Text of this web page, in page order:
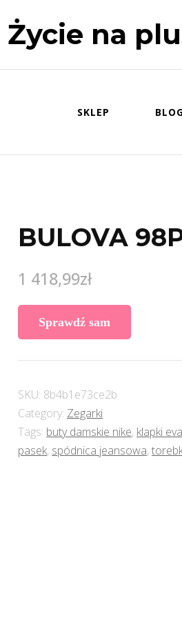
Życie na
SKLEP
BULOVA
1 418,99zł
Sprawdź sam
SKU: 8b4b1e73ce2b
Category: Zegarki
Tags: buty damskie nike, klapki
pasek, spódnica jeansowa,